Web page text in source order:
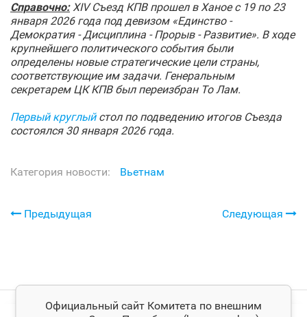
Справочно: XIV Съезд КПВ прошел в Ханое с 19 по 23
января 2026 года под девизом «Единство -
Демократия - Дисциплина - Прорыв - Развитие». В ходе
крупнейшего политического события были
определены новые стратегические цели страны,
соответствующие им задачи. Генеральным
секретарем ЦК КПВ был переизбран То Лам.
Первый круглыйстол по подведению итогов Съезда
состоялся 30 января 2026 года.
Категория новости: Вьетнам
Предыдущая Следующая
Официальный сайт Комитета по внешним